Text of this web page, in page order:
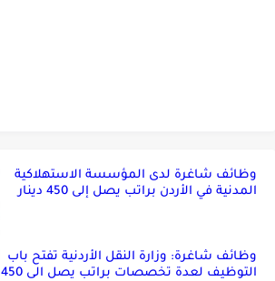
وظائف شاغرة لدى المؤسسة الاستهلاكية
المدنية في الأردن براتب يصل إلى 450 دينار
وظائف شاغرة: وزارة النقل الأردنية تفتح باب
التوظيف لعدة تخصصات براتب يصل الى 450